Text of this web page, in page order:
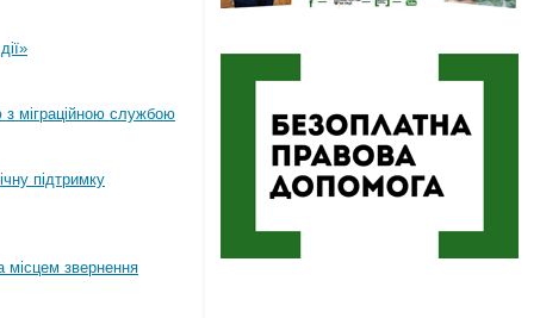
з міграційною службою
підтримку
місцем звернення